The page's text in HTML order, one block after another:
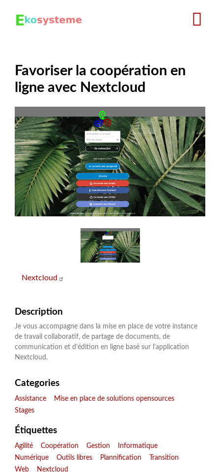
Favoriser la coopération en
ligne avec Nextcloud
Nextcloud
Description
Je vous accompagne dans la mise en place de votre instance
de travail collaboratif, de partage de documents, de
communication et d'édition en ligne basé sur l'application
Nextcloud.
Categories
Assistance
Mise en place de solutions opensources
Stages
Étiquettes
Agilité Coopération Gestion
Informatique
Numérique
Outils libres Plannification
Transition
Web
Nextcloud